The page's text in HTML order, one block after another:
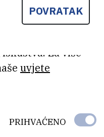
rada na kvalitetan i
sastojati od
će polaznici
slajdove, te tako
se možete na:
POVRATAK
se drugi
stranice radi
Za više
uvjete
PRIHVAĆENO